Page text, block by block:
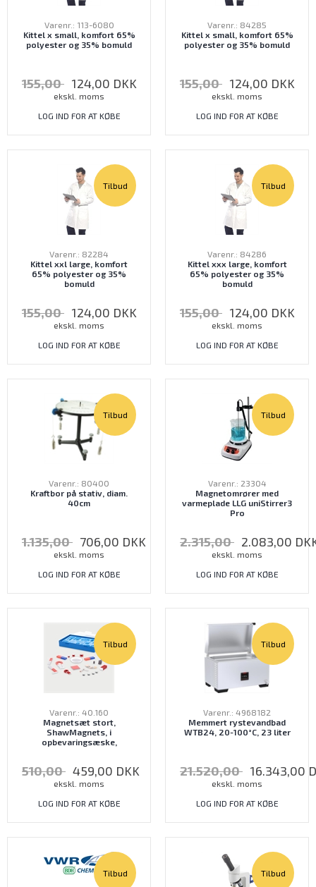
Varenr.: 113-6080
Kittel x small, komfort 65%
polyester og 35% bomuld
155,00 124,00 DKK
ekskl. moms
LOG IND FOR AT KØBE
Varenr.: 84285
Kittel x small, komfort 65%
polyester og 35% bomuld
155,00 124,00 DKK
ekskl. moms
LOG IND FOR AT KØBE
Tilbud
Varenr.: 82284
Kittel xxl large, komfort
65% polyester og 35%
bomuld
155,00 124,00 DKK
ekskl. moms
LOG IND FOR AT KØBE
Tilbud
Varenr.: 84286
Kittel xxx large, komfort
65% polyester og 35%
bomuld
155,00 124,00 DKK
ekskl. moms
LOG IND FOR AT KØBE
Tilbud
Varenr.: 80400
Kraftbor på stativ, diam.
40cm
1.135,00 706,00 DKK
ekskl. moms
LOG IND FOR AT KØBE
Tilbud
Varenr.: 23304
Magnetomrører med
varmeplade LLG uniStirrer3
Pro
2.315,00 2.083,00
ekskl. moms
LOG IND FOR AT KØBE
Tilbud
Varenr.: 40.160
Magnetsæt stort,
ShawMagnets, i
opbevaringsæske,
510,00 459,00 DKK
ekskl. moms
LOG IND FOR AT KØBE
Tilbud
Varenr.: 4968182
Memmert rystevandbad
WTB24, 20-100°C, 23 liter
21.520,00 16.343,00
ekskl. moms
LOG IND FOR AT KØBE
Tilbud Tilbud